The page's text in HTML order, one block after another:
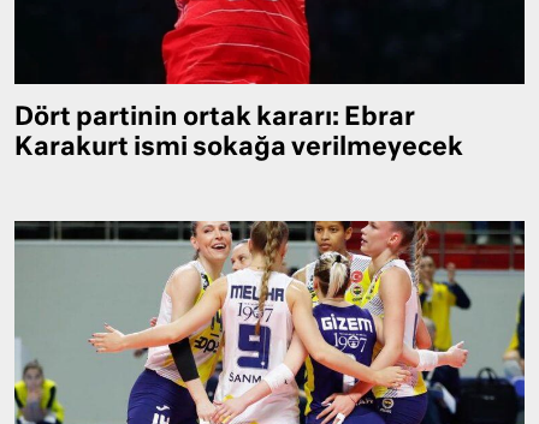
Dört partinin ortak kararı: Ebrar
Karakurt ismi sokağa verilmeyecek